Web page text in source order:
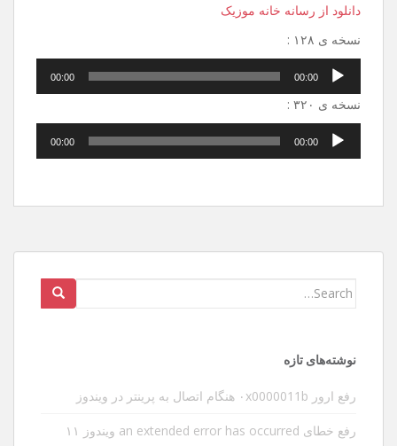
دانلود از رسانه خانه موزیک
نسخه ی ۱۲۸ :
پخش‌کننده
صوت
00:00
00:00
نسخه ی ۳۲۰ :
پخش‌کننده
صوت
00:00
00:00
Search
نوشته‌های تازه
رفع ارور ۰x0000011b هنگام اتصال به پرینتر در ویندوز
رفع خطای an extended error has occurred ویندوز ۱۱